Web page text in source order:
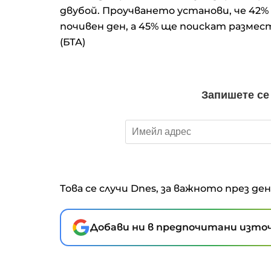
двубой. Проучването установи, че
почивен ден, а 45% ще поискат
(БТА)
Това се случи Dnes, за важното през
Добави ни в предпочитани